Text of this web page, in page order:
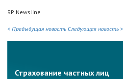
RP Newsline
< Предыдущая новость Следующая новость >
Страхование частных лиц